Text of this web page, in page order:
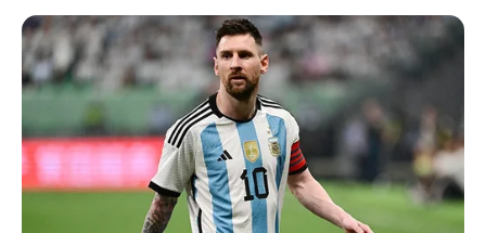
વૃષભ-આજનો દિવસ તમારા માટે શાનદાર રહેવાનો છે.
આજે તમે તમારા મિત્રની મોટી ખુશીના ભાગ બનશો, તે
ખૂબ જ ખુશ રહેશે. આજે નોકરી કે ધંધામાં બેદરકાર ન
રહો.તમારું કામ બીજા પર ન છોડો, નહીં તો તમને
નુકસાન થઈ શકે છે. કોઈની પાસેથી ઉછીના લીધેલા
પૈસા વહેલામાં વહેલી તકે પરત કરી દેશે. આજે તમારા